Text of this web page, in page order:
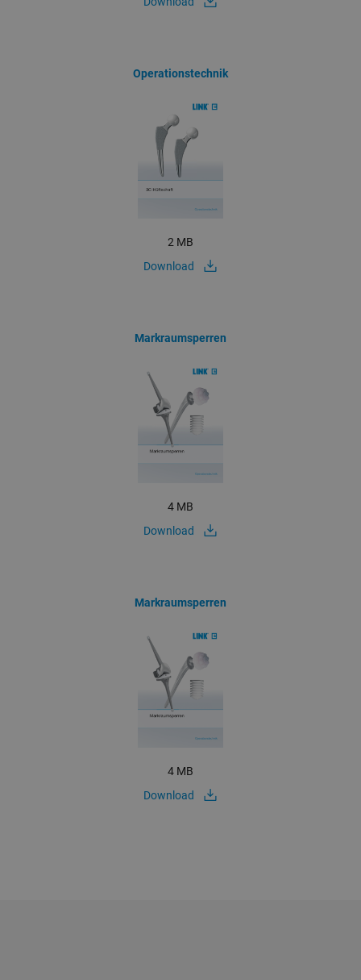
Operationstechnik
2 MB
Download
Markraumsperren
4 MB
Download
Markraumsperren
4 MB
Download